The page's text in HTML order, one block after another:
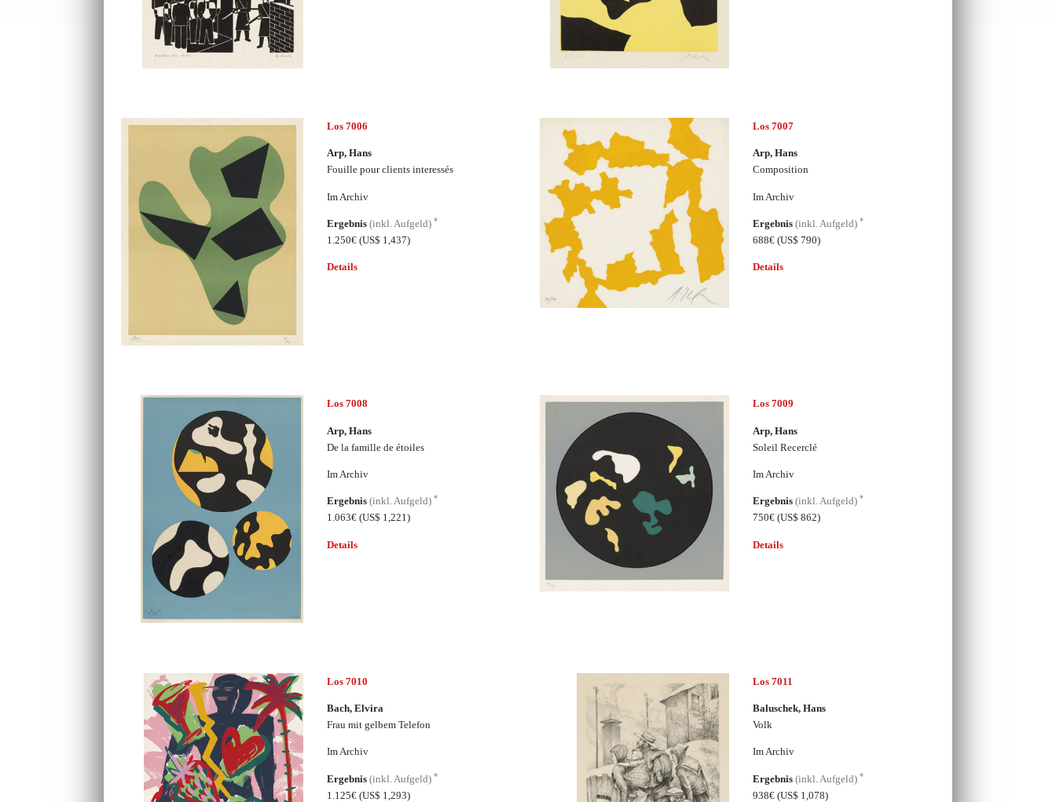
Los 7006
Arp, Hans
Fouille pour clients interessés
Im Archiv
Ergebnis(inkl. Aufgeld)*
1.250€(US$ 1,437)
Details
Los 7007
Arp, Hans
Composition
Im Archiv
Ergebnis (inkl. Aufgeld) *
688€ (US$ 790)
Details
Los 7008
Arp, Hans
De la famille de étoiles
Im Archiv
Ergebnis(inkl. Aufgeld)*
1.063€(US$ 1,221)
Details
Los 7009
Arp, Hans
Soleil Recerclé
Im Archiv
Ergebnis (inkl. Aufgeld) *
750€ (US$ 862)
Details
Los 7010
Bach, Elvira
Frau mit gelbem Telefon
Im Archiv
Ergebnis(inkl. Aufgeld)*
1.125€(US$ 1,293)
Los 7011
Baluschek, Hans
Volk
Im Archiv
Ergebnis (inkl. Aufgeld) *
938€ (US$ 1,078)